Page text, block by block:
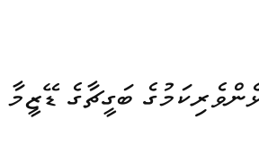
ބަގީޗާގެ ޑޭޒީމާ